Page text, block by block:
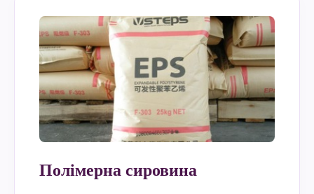
Полімерна сировина